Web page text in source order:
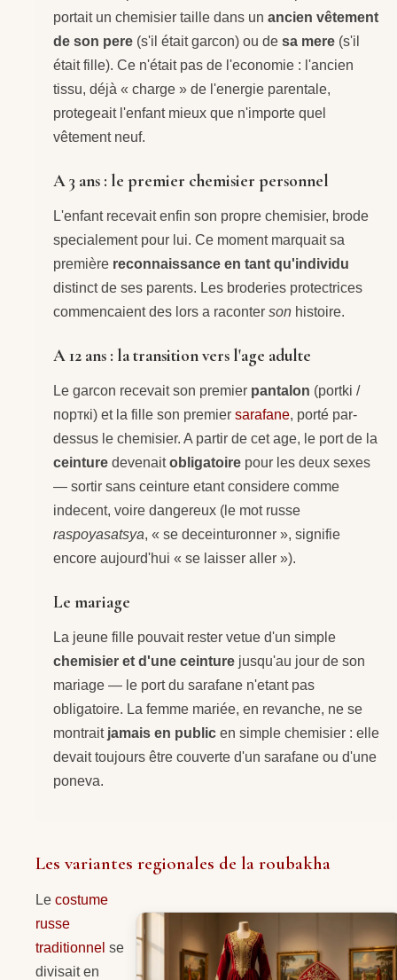
portait un chemisier taille dans un ancien vêtement
de son pere (s'il était garcon) ou de sa mere (s'il
était fille). Ce n'était pas de l'economie : l'ancien
tissu, déjà « charge » de l'energie parentale,
protegeait l'enfant mieux que n'importe quel
vêtement neuf.
A 3 ans : le premier chemisier personnel
L'enfant recevait enfin son propre chemisier, brode
specialement pour lui. Ce moment marquait sa
première reconnaissance en tant qu'individu
distinct de ses parents. Les broderies protectrices
commencaient des lors a raconter son histoire.
A 12 ans : la transition vers l'age adulte
Le garcon recevait son premier pantalon (portki /
порткi) et la fille son premier sarafane, porté par-
dessus le chemisier. A partir de cet age, le port de la
ceinture devenaitobligatoire pour les deux sexes
— sortir sans ceinture etant considere comme
indecent, voire dangereux (le mot russe
raspoyasatsya, « se deceinturonner », signifie
encore aujourd'hui « se laisser aller »).
Le mariage
La jeune fille pouvait rester vetue d'un simple
chemisier et d'une ceinture jusqu'au jour de son
mariage — le port du sarafane n'etant pas
obligatoire. La femme mariée, en revanche, ne se
montrait jamais en public en simple chemisier : elle
devait toujours être couverte d'un sarafane ou d'une
poneva.
Les variantes regionales de la roubakha
Le costume
russe
traditionnel se
divisait en